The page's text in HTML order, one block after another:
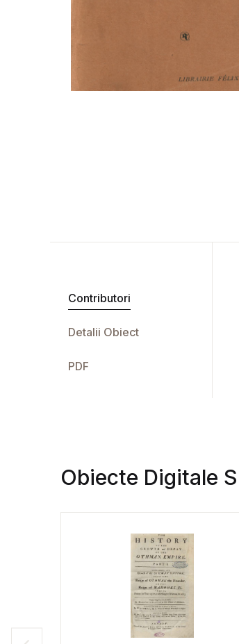
Contributori
Detalii Obiect
PDF
Obiecte Digitale